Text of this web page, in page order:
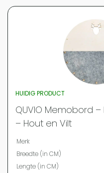
HUIDIG PRODUCT
QUVIO Memobord
– Hout en Vilt
Merk
Breedte (in CM)
Lengte (in CM)